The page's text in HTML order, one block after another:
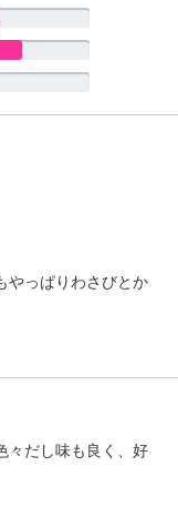
す。
ぷり使用した、おと
つお」
ある味わいの「紅
やっぱりわさびとか
々だし味も良く、好